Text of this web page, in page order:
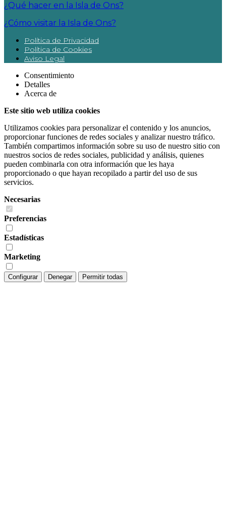
¿Qué hacer en la Isla de Ons?
¿Cómo visitar la Isla de Ons?
Política de Privacidad
Política de Cookies
Aviso Legal
Consentimiento
Detalles
Acerca de
Este sitio web utiliza cookies
Utilizamos cookies para personalizar el contenido y los anuncios,
proporcionar funciones de redes sociales y analizar nuestro tráfico.
También compartimos información sobre su uso de nuestro sitio con
nuestros socios de redes sociales, publicidad y análisis, quienes
pueden combinarla con otra información que les haya
proporcionado o que hayan recopilado a partir del uso de sus
servicios.
Necesarias
Preferencias
Estadísticas
Marketing
Configurar Denegar Permitir todas